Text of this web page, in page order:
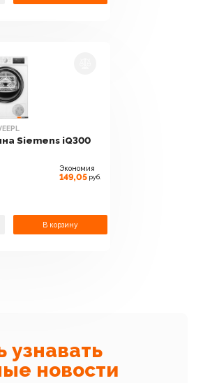
Siemens iQ300
Экономия
149,05 руб.
В корзину
узнавать
новости